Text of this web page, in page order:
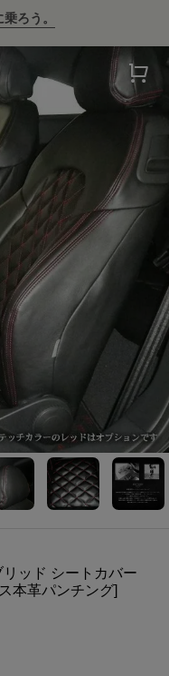
ろう。
リッド シートカバー
本革パンチング]